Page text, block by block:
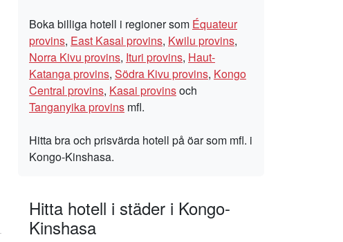
Boka billiga hotell i regioner som Équateur
provins, East Kasai provins, Kwilu provins,
Norra Kivu provins, Ituri provins, Haut-
Katanga provins, Södra Kivu provins, Kongo
Central provins, Kasai provinsoch
Tanganyika provins mfl.
Hitta bra och prisvärda hotell på öar som mfl. i
Kongo-Kinshasa.
Hitta hotell i städer i Kongo-
Kinshasa